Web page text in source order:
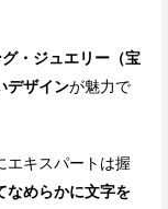
・ジュエリー（宝
デザインが魅力で
エキスパートは握
なめらかに文字を